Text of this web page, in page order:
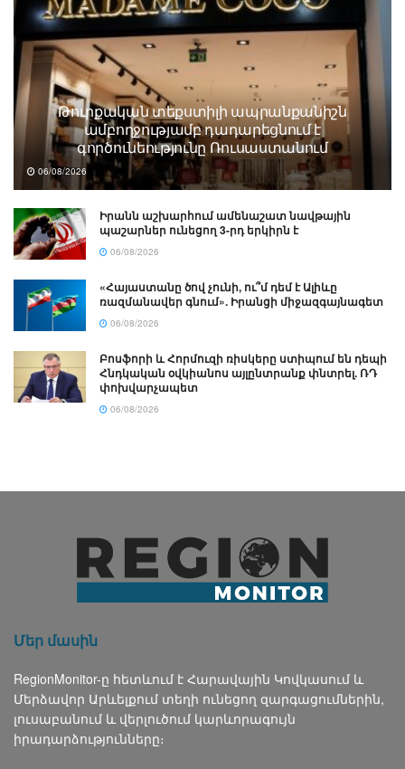
Թուրքական տեքստիլի ապրանքանիշն
ամբողջությամբ դադարեցնում է
գործունեությունը Ռուսաստանում
06/08/2026
Իրանն աշխարհում ամենաշատ նավթային
պաշարներ ունեցող 3-րդ երկիրն է
06/08/2026
«Հայաստանը ծով չունի, ու՞մ դեմ է Ալիևը
ռազմանավեր գնում». Իրանցի միջազգայնագետ
06/08/2026
Բոսֆորի և Հորմուզի ռիսկերը ստիպում են դեպի
Հնդկական օվկիանոս այլընտրանք փնտրել. ՌԴ
փոխվարչապետ
06/08/2026
Մեր մասին
RegionMonitor-ը հետևում է Հարավային Կովկասում և
Մերձավոր Արևելքում տեղի ունեցող զարգացումներին,
լուսաբանում և վերլուծում կարևորագույն
իրադարձությունները։